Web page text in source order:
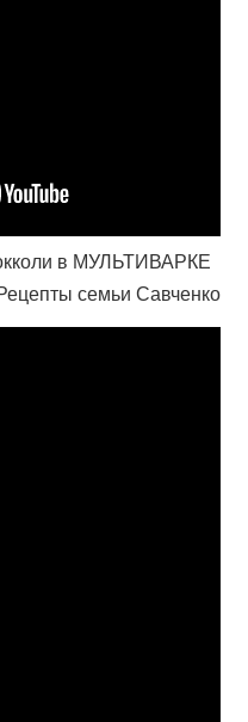
в МУЛЬТИВАРКЕ
семьи Савченко